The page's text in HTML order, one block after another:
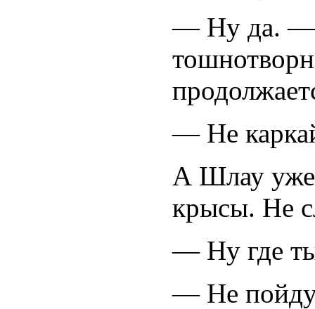
— Ну да. —
— Не
А Шлау уже
крысы. Не
— Ну где
— Не